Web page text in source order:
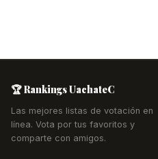
🏆 Rankings UachateC
Las mejores listas de votación en
línea. Vota por tus favoritos y
comparte con amigos.